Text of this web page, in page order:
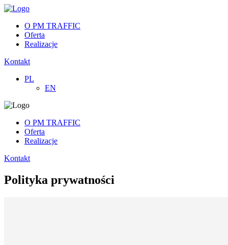
O PM TRAFFIC
Oferta
Realizacje
Kontakt
PL
EN
O PM TRAFFIC
Oferta
Realizacje
Kontakt
Polityka prywatności